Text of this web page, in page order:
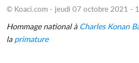
© Koaci.com - jeudi 07 octobre 2021 -
Hommage national à Charles Konan
la primature